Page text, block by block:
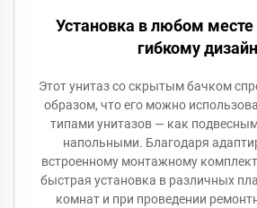
Установка в любом месте
гибкому
Этот унитаз со скрытым бачком
образом, что его можно
типами унитазов — как
напольными. Благодаря
встроенному монтажному
быстрая установка в различных
комнат и при проведении